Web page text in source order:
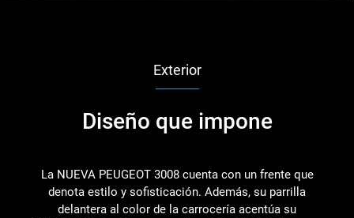
Exterior
Diseño que impone
La NUEVA PEUGEOT 3008 cuenta con un frente que
denota estilo y sofisticación. Además, su parrilla
delantera al color de la carrocería acentúa su